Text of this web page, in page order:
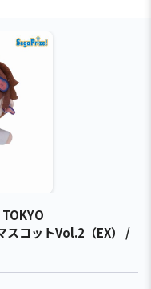
TOKYO
コットVol.2（EX） /